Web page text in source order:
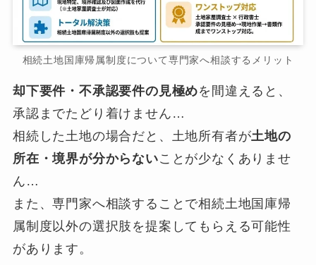
相続土地国庫帰属制度について専門家へ相談するメリット
却下要件・不承認要件の見極めを間違えると、
承認までたどり着けません…
相続した土地の場合だと、土地所有者が土地の
所在・境界が分からないことが少なくありませ
ん…
また、専門家へ相談することで相続土地国庫帰
属制度以外の選択肢を提案してもらえる可能性
があります。